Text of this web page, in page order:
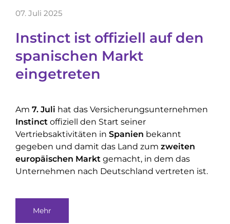
07. Juli 2025
Instinct ist offiziell auf den
spanischen Markt
eingetreten
Am 7. Juli hat das Versicherungsunternehmen
Instinct offiziell den Start seiner
Vertriebsaktivitäten in Spanien bekannt
gegeben und damit das Land zum zweiten
europäischen Markt gemacht, in dem das
Unternehmen nach Deutschland vertreten ist.
Mehr